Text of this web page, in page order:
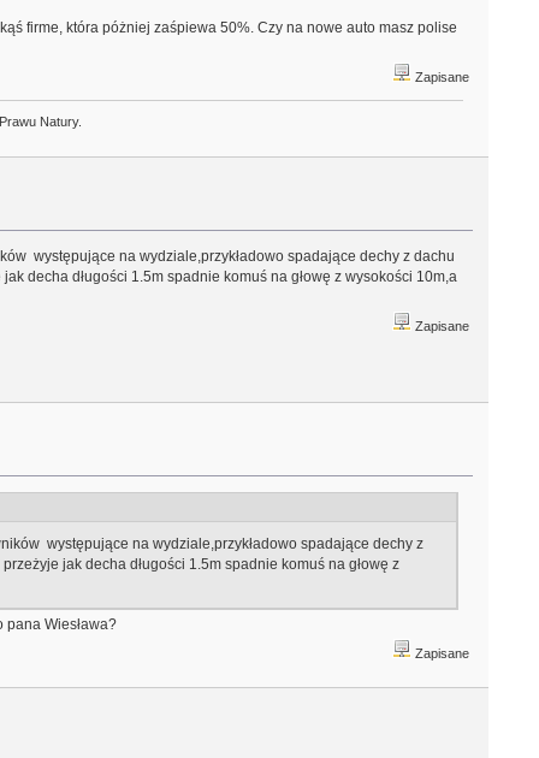
firme, która póżniej zaśpiewa 50%. Czy na nowe auto masz polise
Zapisane
Natury.
występujące na wydziale,przykładowo spadające dechy z dachu
decha długości 1.5m spadnie komuś na głowę z wysokości 10m,a
Zapisane
występujące na wydziale,przykładowo spadające dechy z
jak decha długości 1.5m spadnie komuś na głowę z
pana Wiesława?
Zapisane